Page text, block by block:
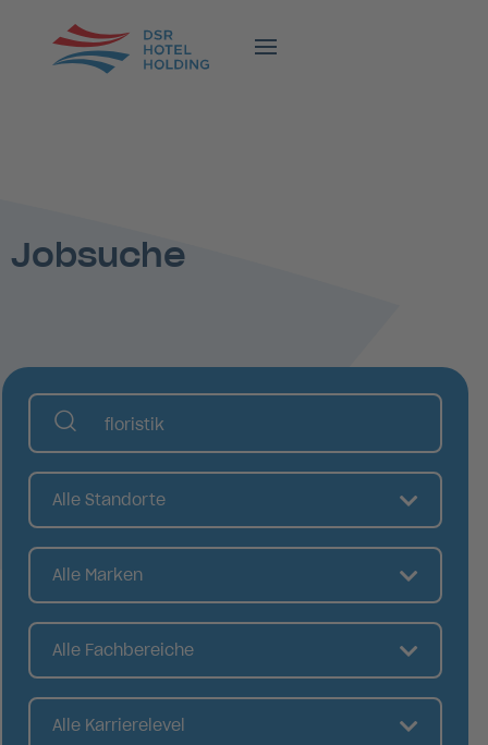
Jobsuche
Alle Standorte
Alle Marken
Alle Fachbereiche
Alle Karrierelevel